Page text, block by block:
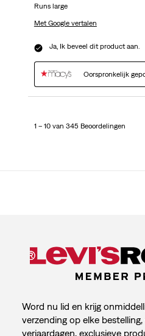
Runs large
Met Google vertalen
Ja, Ik beveel dit product aan.
Oorspronkelijk
1 – 10 van 345 Beoordelingen
Word nu lid en krijg
verzending op elke
verjaardagen, exclusieve